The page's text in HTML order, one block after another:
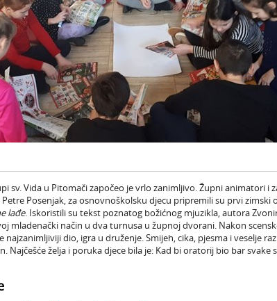
sv. Vida u Pitomači započeo je vrlo zanimljivo. Župni animatori i
Posenjak, za osnovnoškolsku djecu pripremili su prvi zimski
lađe. Iskoristili su tekst poznatog božićnog mjuzikla, autora
mladenački način u dva turnusa u župnoj dvorani. Nakon
najzanimljiviji dio, igra u druženje. Smijeh, cika, pjesma i veselje
Najčešće želja i poruka djece bila je: Kad bi oratorij bio bar svake